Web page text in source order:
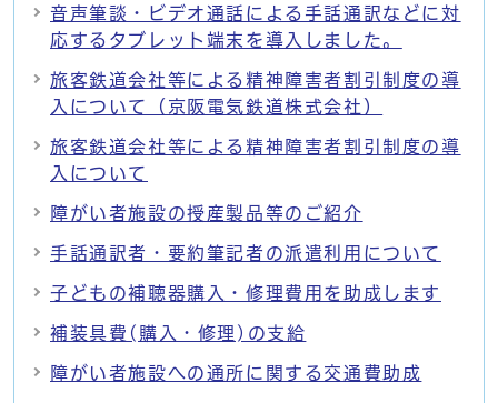
音声筆談・ビデオ通話による手話通訳などに対
応するタブレット端末を導入しました。
旅客鉄道会社等による精神障害者割引制度の導
入について（京阪電気鉄道株式会社）
旅客鉄道会社等による精神障害者割引制度の導
入について
障がい者施設の授産製品等のご紹介
手話通訳者・要約筆記者の派遣利用について
子どもの補聴器購入・修理費用を助成します
補装具費(購入・修理)の支給
障がい者施設への通所に関する交通費助成